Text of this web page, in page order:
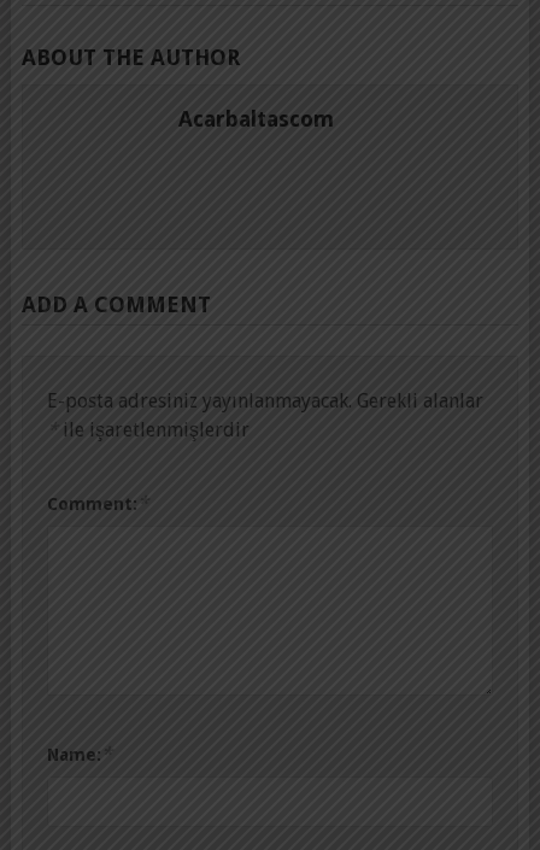
ABOUT THE AUTHOR
Acarbaltascom
ADD A COMMENT
E-posta adresiniz yayınlanmayacak. Gerekli alanlar
* ile işaretlenmişlerdir
Comment: *
Name: *